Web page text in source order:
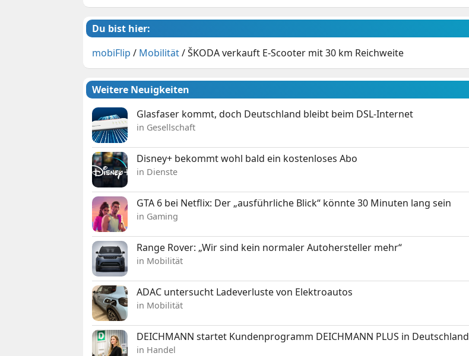
Du bist hier:
mobiFlip / Mobilität/ŠKODA verkauft E-Scooter mit 30 km Reichweite
Weitere Neuigkeiten
Glasfaser kommt, doch Deutschland bleibt beim DSL-Internet
in Gesellschaft
Disney+ bekommt wohl bald ein kostenloses Abo
in Dienste
GTA 6 bei Netflix: Der „ausführliche Blick“ könnte 30 Minuten lang sein
in Gaming
Range Rover: „Wir sind kein normaler Autohersteller mehr“
in Mobilität
ADAC untersucht Ladeverluste von Elektroautos
in Mobilität
DEICHMANN startet Kundenprogramm DEICHMANN PLUS in Deutschland
in Handel